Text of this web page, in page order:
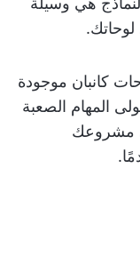
لوحاتك.
كانبان موجودة
المهام الصعبة
مشروعك